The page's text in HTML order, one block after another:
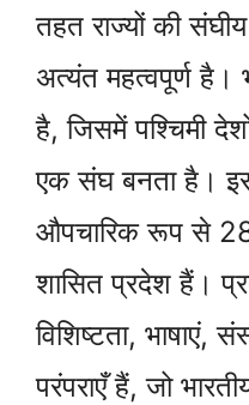
तहत राज्यों की
अत्यंत महत्वपूर्ण है।
है, जिसमें पश्चिमी
एक संघ बनता है।
औपचारिक रूप से
शासित प्रदेश हैं।
विशिष्टता, भाषाएं,
परंपराएँ हैं, जो